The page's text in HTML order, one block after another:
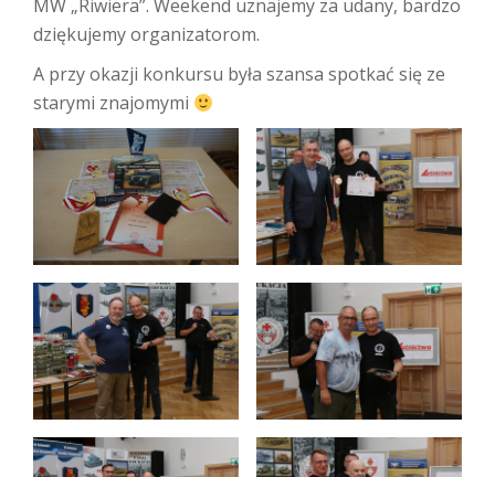
MW „Riwiera”. Weekend uznajemy za udany, bardzo
dziękujemy organizatorom.
A przy okazji konkursu była szansa spotkać się ze
starymi znajomymi